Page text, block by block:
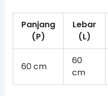
Panjang
(P)
Lebar
(L)
60 cm
60
cm